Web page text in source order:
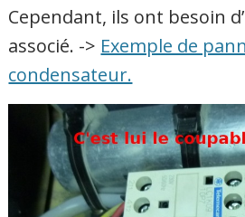
Cependant, ils ont besoin
associé. -> Exemple de
condensateur.